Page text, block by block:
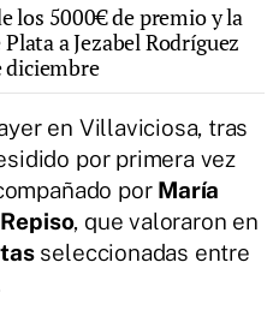
los 5000€ de premio y la
a Jezabel Rodríguez
diciembre
en Villaviciosa, tras
por primera vez
por María
, que valoraron en
seleccionadas entre